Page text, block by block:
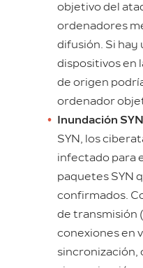
objetivo del
ordenadores
difusión. Si hay
dispositivos en
de origen
ordenador
Inundación SYN
SYN, los
infectado para
paquetes SYN
confirmados.
de transmisión
conexiones en
sincronización,